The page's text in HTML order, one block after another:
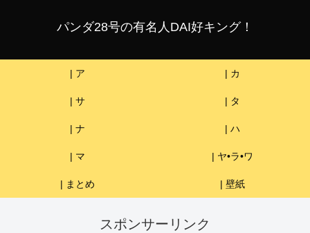
パンダ28号の有名人DAI好キング！
| ア | カ
| サ | タ
| ナ | ハ
| マ | ヤ•ラ•ワ
| まとめ | 壁紙
スポンサーリンク